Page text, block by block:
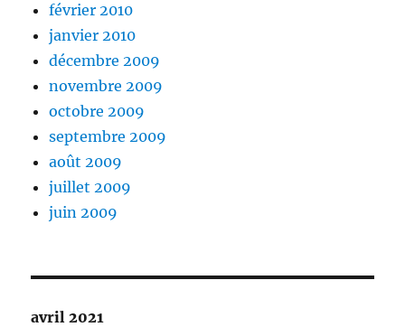
février 2010
janvier 2010
décembre 2009
novembre 2009
octobre 2009
septembre 2009
août 2009
juillet 2009
juin 2009
avril 2021